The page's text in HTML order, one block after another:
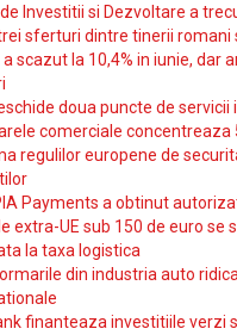
Investitii si Dezvoltare a
sferturi dintre tinerii romani
a scazut la 10,4% in iunie,
doua puncte de
comerciale
regulilor europene de
Payments a obtinut
extra-UE sub 150 de euro se
la taxa logistica
din industria auto
finanteaza investitiile verzi